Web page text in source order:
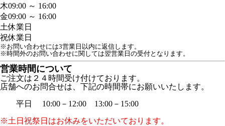
木09:00 ～ 16:00
金09:00 ～ 16:00
土休業日
祝休業日
※お問い合わせには3営業日以内に返信します。
※時間外のお問い合わせに関しては翌営業日の受付となります。
営業時間について
ご注文は２４時間受け付けております。
店舗へのお問合せは、下記の時間帯にお願いいたします。
平日 10:00－12:00 13:00－15:00
※土日祝祭日はお休みをいただいております。